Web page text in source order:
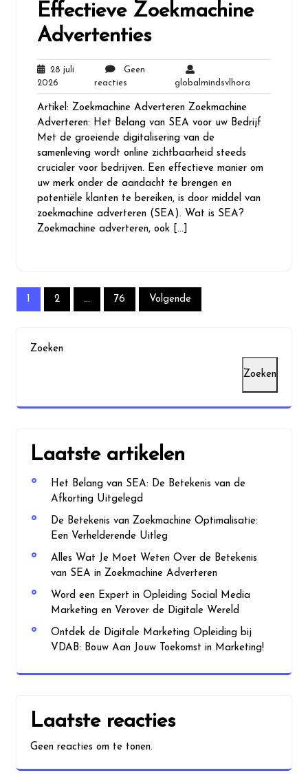
Effectieve Zoekmachine
Advertenties
28 juli
2026
juli
2026
Geen
reactiesGeen
reacties
globalmindsvlhora
Artikel: Zoekmachine Adverteren Zoekmachine
Adverteren: Het Belang van SEA voor uw Bedrijf
Met de groeiende digitalisering van de
samenleving wordt online zichtbaarheid steeds
crucialer voor bedrijven. Een effectieve manier om
uw merk onder de aandacht te brengen en
potentiële klanten te bereiken, is door middel van
zoekmachine adverteren (SEA). Wat is SEA?
Zoekmachine adverteren, ook […]
Berichten
1 2 … 76 Volgende
Zoeken
Zoeken
Laatste artikelen
Het Belang van SEA: De Betekenis van de
Afkorting Uitgelegd
De Betekenis van Zoekmachine Optimalisatie:
Een Verhelderende Uitleg
Alles Wat Je Moet Weten Over de Betekenis
van SEA in Zoekmachine Adverteren
Word een Expert in Opleiding Social Media
Marketing en Verover de Digitale Wereld
Ontdek de Digitale Marketing Opleiding bij
VDAB: Bouw Aan Jouw Toekomst in Marketing!
Laatste reacties
Geen reacties om te tonen.